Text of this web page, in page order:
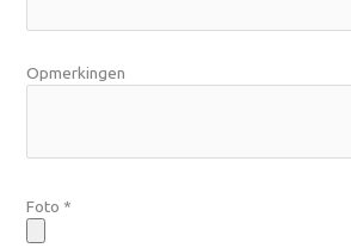
Opmerkingen
Foto *